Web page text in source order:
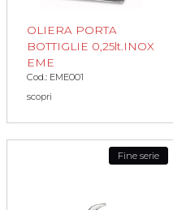
OLIERA PORTA
BOTTIGLIE 0,25lt.INOX
EME
Cod.: EME001
scopri
Fine serie